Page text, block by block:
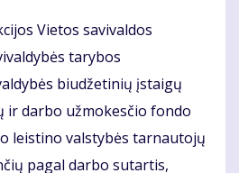
Vietos savivaldos
tarybos
biudžetinių įstaigų
darbo užmokesčio fondo
leistino valstybės tarnautojų
pagal darbo sutartis,